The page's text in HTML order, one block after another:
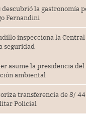
descubrió la gastronomía
Fernandini
inspecciona la Central
seguridad
asume la presidencia del
ambiental
transferencia de S/
Policial